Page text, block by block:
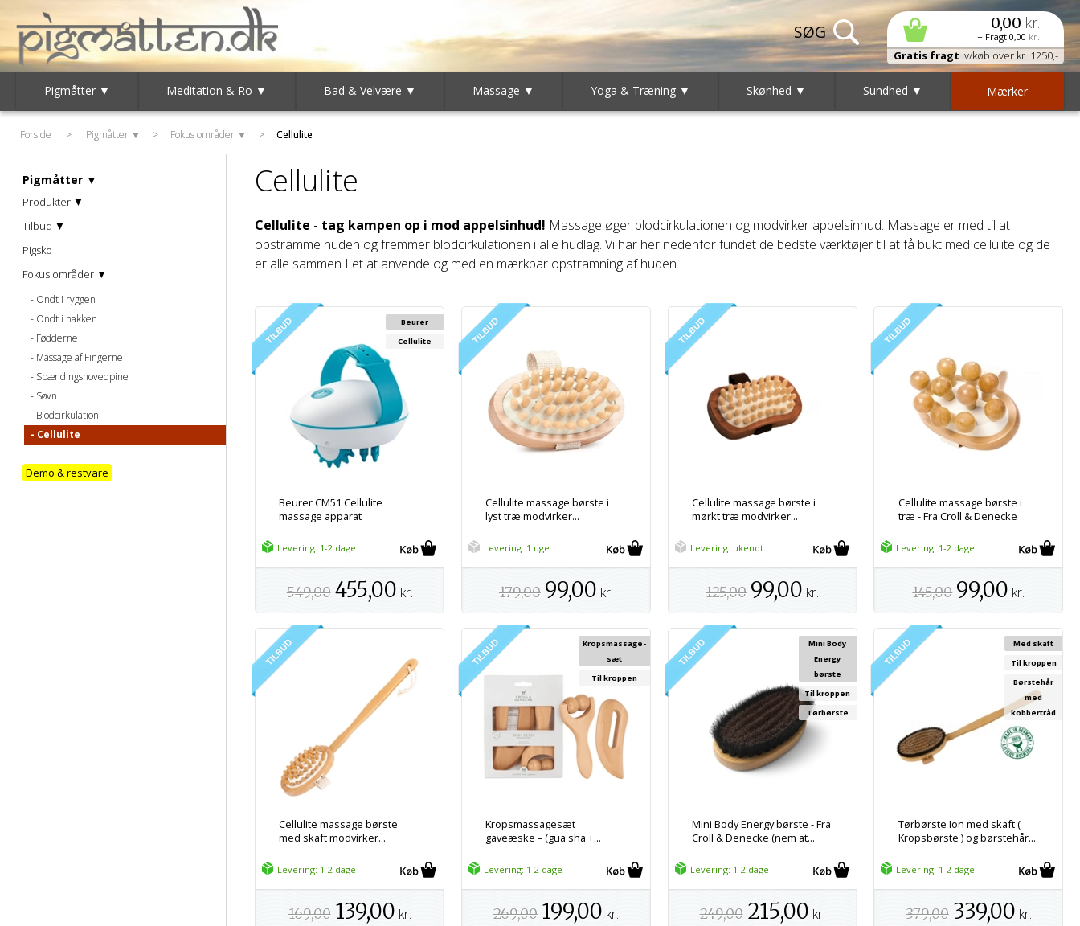
0,00 kr.
+ Fragt 0,00 kr.
Gratis fragt v/køb over kr. 1250,-
Pigmåtter ▼ Meditation & Ro ▼ Bad & Velvære ▼ Massage ▼ Yoga & Træning ▼ Skønhed ▼ Sundhed ▼ Mærker
Pigmåtter ▼
Produkter ▼
Tilbud ▼
Pigsko
Fokus områder ▼
Ondt i ryggen
Ondt i nakken
Fødderne
Massage af Fingerne
Spændingshovedpine
Søvn
Blodcirkulation
Cellulite
Demo & restvare
Forside > Pigmåtter ▼ > Fokus områder ▼ > Cellulite
Cellulite
Cellulite - tag kampen op i mod appelsinhud! Massage øger blodcirkulationen og modvirker appelsinhud. Massage er med til at
opstramme huden og fremmer blodcirkulationen i alle hudlag. Vi har her nedenfor fundet de bedste værktøjer til at få bukt med cellulite og de
er alle sammen Let at anvende og med en mærkbar opstramning af huden.
Beurer CM51 Cellulite
massage apparat
Beurer
Cellulite
Levering: 1-2 dage
549,00 455,00 kr.
Cellulite massage børste i
lyst træ modvirker...
Levering: 1 uge
179,00 99,00 kr.
Cellulite massage børste i
mørkt træ modvirker...
Levering: ukendt
125,00 99,00 kr.
Cellulite massage børste i
træ - Fra Croll & Denecke
Levering: 1-2 dage
145,00 99,00 kr.
Cellulite massage børste
med skaft modvirker...
Levering: 1-2 dage
169,00 139,00 kr.
Kropsmassagesæt
gaveæske – (gua sha +...
Kropsmassage-
sæt
Til kroppen
Levering: 1-2 dage
269,00 199,00 kr.
Mini Body Energy børste - Fra
Croll & Denecke (nem at...
Mini Body
Energy
børste
Til kroppen
Tørbørste
Levering: 1-2 dage
249,00 215,00 kr.
Tørbørste Ion med skaft (
Kropsbørste ) og børstehår...
Med skaft
Til kroppen
Børstehår
med
kobbertråd
Levering: 1-2 dage
379,00 339,00 kr.
Forside > Pigmåtter ▼ > Fokus områder ▼ > Cellulite